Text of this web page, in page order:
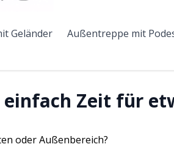
Geländer Außentreppe mit
Zeit für
oder Außenbereich?